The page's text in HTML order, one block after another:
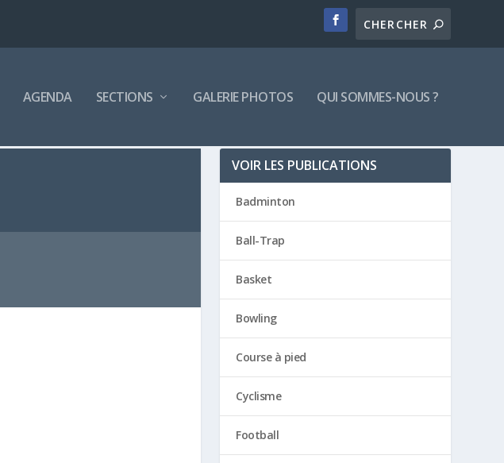
AGENDA SECTIONS GALERIE PHOTOS QUI SOMMES-NOUS ?
VOIR LES PUBLICATIONS
Badminton
Ball-Trap
Basket
Bowling
Course à pied
Cyclisme
Football